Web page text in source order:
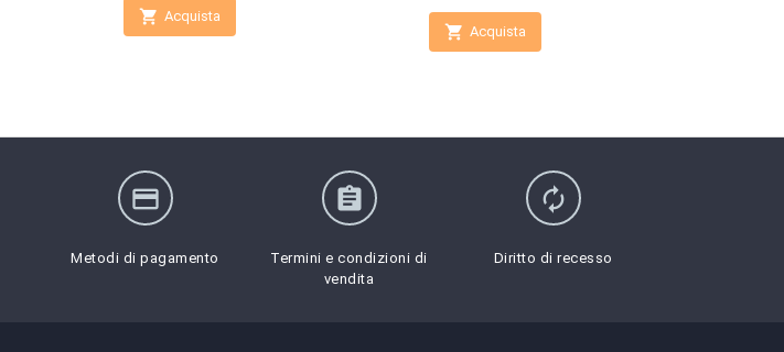
 Acquista
 Acquista
credit_card
Metodi di pagamento
assignment
Termini e condizioni di
vendita
autorenew
Diritto di recesso